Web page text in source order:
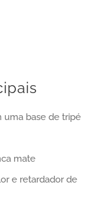
uma base de tripé
mate
e retardador de